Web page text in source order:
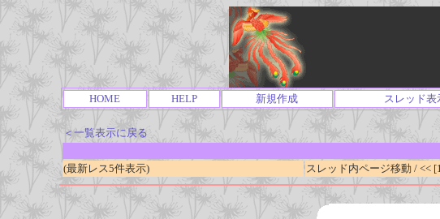
HOME HELP 新規作成 スレッド表
＜一覧表示に戻る
(最新レス5件表示)
スレッド内ページ移動 / <<